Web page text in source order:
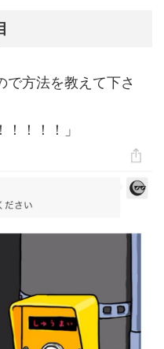
で方法を教えて下さ
！！！」